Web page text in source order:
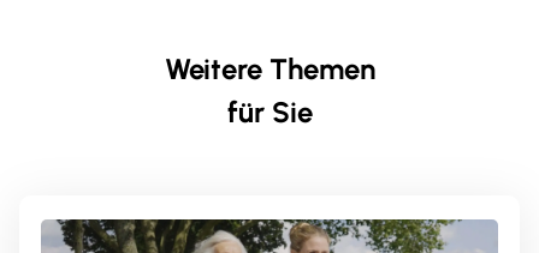
Weitere Themen
für Sie